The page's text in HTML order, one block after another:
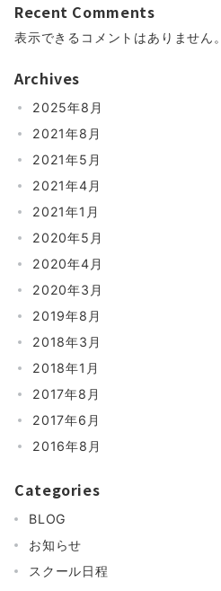
Recent Comments
表示できるコメントはありません。
Archives
2025年8月
2021年8月
2021年5月
2021年4月
2021年1月
2020年5月
2020年4月
2020年3月
2019年8月
2018年3月
2018年1月
2017年8月
2017年6月
2016年8月
Categories
BLOG
お知らせ
スクール日程